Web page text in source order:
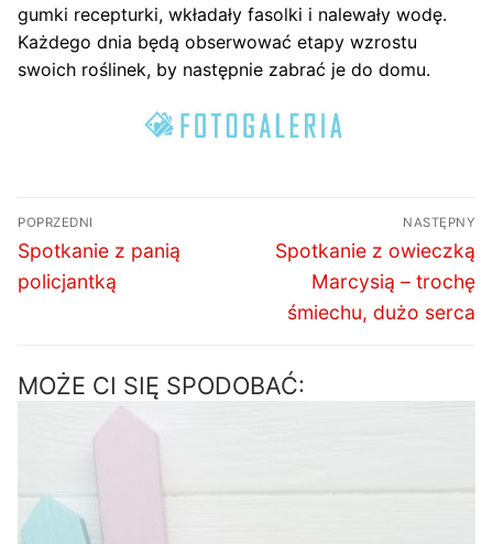
gumki recepturki, wkładały fasolki i nalewały wodę.
Każdego dnia będą obserwować etapy wzrostu
swoich roślinek, by następnie zabrać je do domu.
Nawigacja
wpisu
POPRZEDNI
Poprzedni
wpis:
Spotkanie z panią
policjantką
NASTĘPNY
Następny
wpis:
Spotkanie z owieczką
Marcysią – trochę
śmiechu, dużo serca
MOŻE CI SIĘ SPODOBAĆ: